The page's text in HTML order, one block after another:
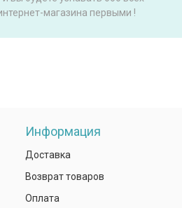
магазина первыми !
Информация
Доставка
Возврат товаров
Оплата